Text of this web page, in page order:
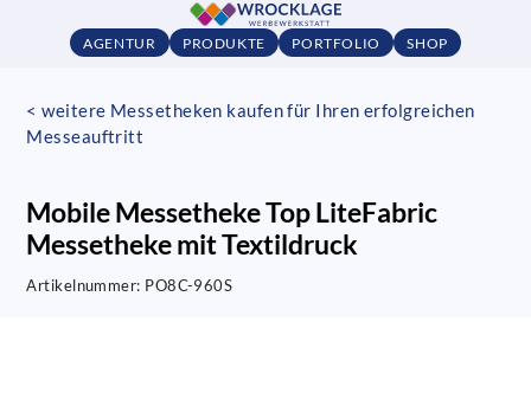
AGENTUR PRODUKTE PORTFOLIO SHOP
< weitere Messetheken kaufen für Ihren erfolgreichen
Messeauftritt
Mobile Messetheke Top LiteFabric
Messetheke mit Textildruck
Artikelnummer: PO8C-960S